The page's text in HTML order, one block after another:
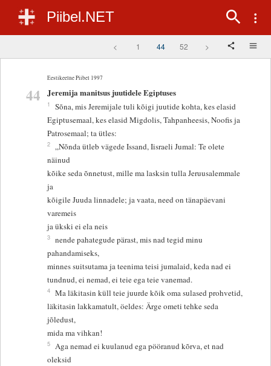
Piibel.NET
< 1 44 52 >
Eestikeelne Piibel 1997
44 Jeremija manitsus juutidele Egiptuses
1
Sõna, mis Jeremijale tuli kõigi juutide kohta, kes elasid
Egiptusemaal, kes elasid Migdolis, Tahpanheesis, Noofis ja
Patrosemaal; ta ütles:
2 „Nõnda ütleb vägede Issand, Iisraeli Jumal: Te olete
näinud
kõike seda õnnetust, mille ma lasksin tulla Jeruusalemmale
ja
kõigile Juuda linnadele; ja vaata, need on tänapäevani
varemeis
ja ükski ei ela neis
3 nende pahategude pärast, mis nad tegid minu
pahandamiseks,
minnes suitsutama ja teenima teisi jumalaid, keda nad ei
tundnud, ei nemad, ei teie ega teie vanemad.
4 Ma läkitasin küll teie juurde kõik oma sulased prohvetid,
läkitasin lakkamatult, öeldes: Ärge ometi tehke seda
jõledust,
mida ma vihkan!
5 Aga nemad ei kuulanud ega pööranud kõrva, et nad
oleksid